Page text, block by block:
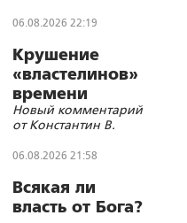
06.08.2026 22:19
Крушение
«властелинов»
времени
Новый комментарий
от Константин В.
06.08.2026 21:58
Всякая ли
власть от Бога?